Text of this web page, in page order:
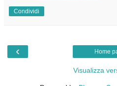
Condividi
‹ Home
Visualizza